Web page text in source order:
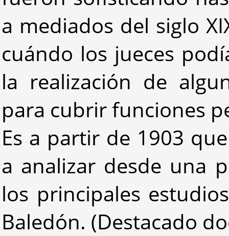
a mediados del siglo
cuándo los jueces
la realización de
para cubrir funciones
Es a partir de 1903
a analizar desde una
los principales
Baledón. (Destacado